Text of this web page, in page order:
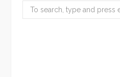
Search
for: